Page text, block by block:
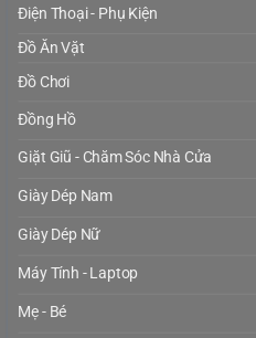
Điện Thoại - Phụ Kiện
Đồ Ăn Vặt
Đồ Chơi
Đồng Hồ
Giặt Giũ - Chăm Sóc Nhà Cửa
Giày Dép Nam
Giày Dép Nữ
Máy Tính - Laptop
Mẹ - Bé